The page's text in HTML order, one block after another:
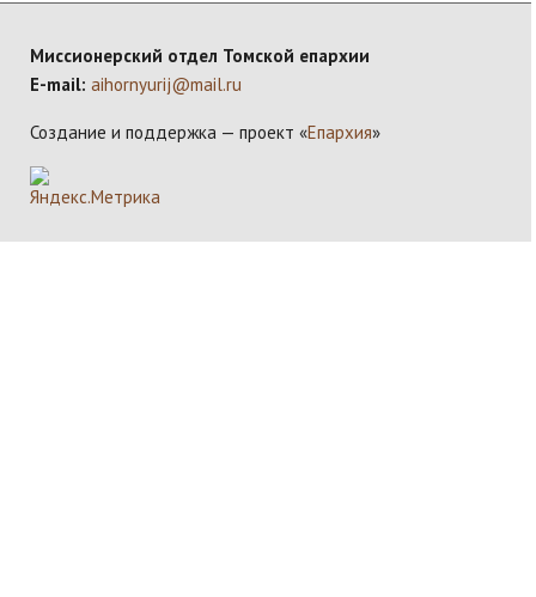
Миссионерский отдел Томской епархии
E-mail: aihornyurij@mail.ru
Создание и поддержка — проект «Епархия»